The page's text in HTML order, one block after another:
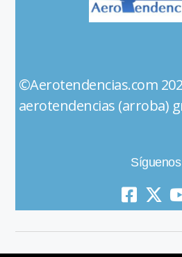
aerotendencias (arroba)
Síguenos